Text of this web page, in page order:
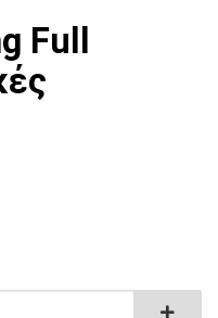
Full
60 φυτικές